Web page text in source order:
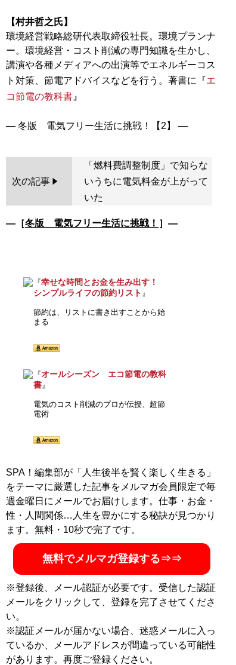
【村井哲之氏】
環境経営戦略総研代表取締役社長。環境プランナ
ー。環境経営・コスト削減の専門知識を生かし、
講演や各種メディアへの出演等でエネルギーコス
ト対策、節電アドバイスなどを行う。著書に『エ
コ節電の教科書 』
次の記事
「燃料費調整制度」で知らな
いうちに電気料金が上がって
いた
―［冬版 電気フリー生活に挑戦！ ］―
『幸せな時間とお金を生み出す！
シンプルライフの節約リスト 』
節約は、リストに書き出すことから始
まる
『オールシーズン エコ節電の教科
書』
電気のコスト削減のプロが伝授、超節
電術
SPA！編集部が「人生後半を賢く楽しく生きる」
をテーマに厳選した記事をメルマガ会員限定で毎
週金曜日にメールでお届けします。仕事・お金・
性・人間関係…人生を豊かにする秘訣が見つかり
ます。無料・10秒で完了です。
無料でメルマガ登録する⇒⇒
※登録後、メール認証が必要です。受信した認証
メールをクリックして、登録を完了させてくださ
い。
※認証メールが届かない場合、迷惑メールに入っ
ているか、メールアドレスが間違っている可能性
があります。再度ご登録ください。